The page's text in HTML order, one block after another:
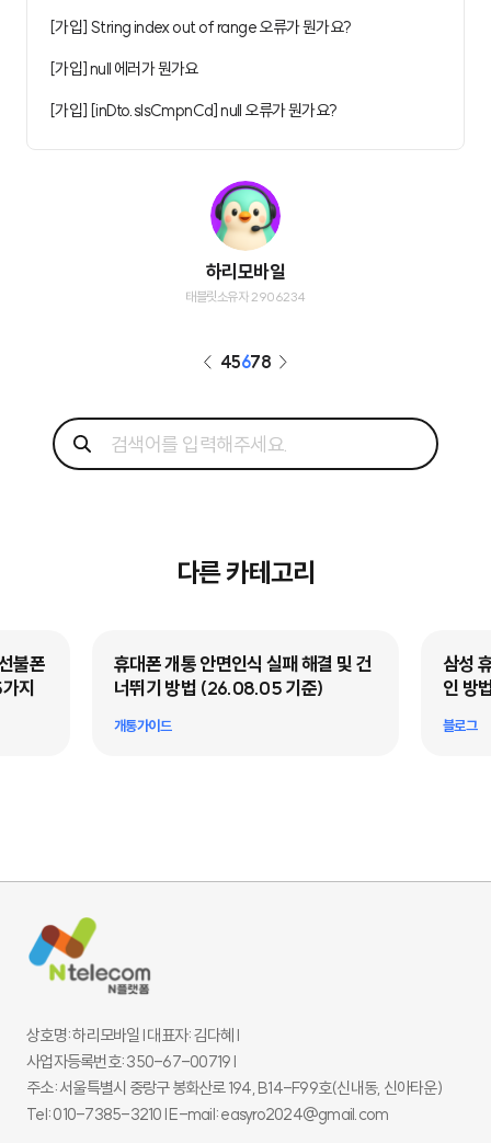
[가입] String index out of range 오류가 뭔가요?
[가입] null 에러가 뭔가요
[가입] [inDto.slsCmpnCd] null 오류가 뭔가요?
하리모바일
태블릿소유자 2906234
45678
다른 카테고리
불폰
지
휴대폰 개통 안면인식 실패 해결 및 건
너뛰기 방법 (26.08.05 기준)
개통가이드
삼성
인 방
블로그
상호명: 하리모바일 l 대표자: 김다혜 l
사업자등록번호: 350-67-00719 l
주소: 서울특별시 중랑구 봉화산로 194, B14-F99호(신내동, 신아타운)
Tel: 010-7385-3210 l E-mail: easyro2024@gmail.com